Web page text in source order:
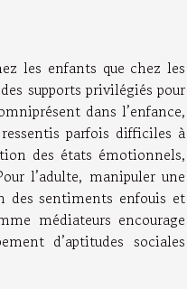
les enfants que chez les
supports privilégiés pour
dans l’enfance,
parfois difficiles à
des états émotionnels,
l’adulte, manipuler une
des sentiments enfouis et
médiateurs encourage
d’aptitudes sociales